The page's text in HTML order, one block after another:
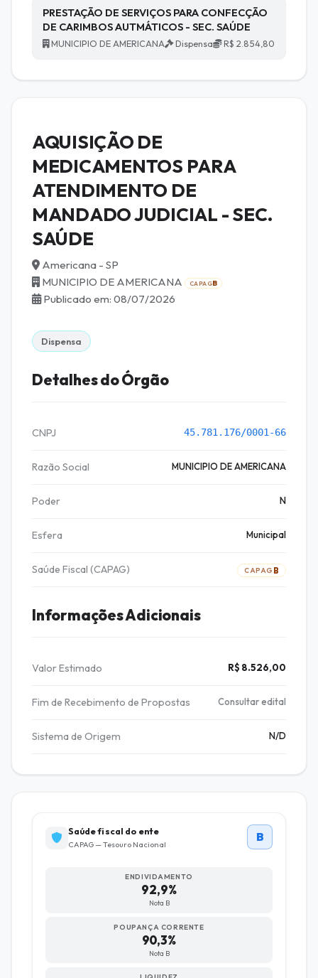
PRESTAÇÃO DE SERVIÇOS PARA CONFECÇÃO
DE CARIMBOS AUTMÁTICOS - SEC. SAÚDE
MUNICIPIO DE AMERICANA Dispensa R$ 2.854,80
AQUISIÇÃO DE
MEDICAMENTOS PARA
ATENDIMENTO DE
MANDADO JUDICIAL - SEC.
SAÚDE
Americana - SP
MUNICIPIO DE AMERICANA
CAPAGB
Publicado em: 08/07/2026
Dispensa
Detalhes do Órgão
CNPJ 45.781.176/0001-66
Razão Social MUNICIPIO DE AMERICANA
Poder N
Esfera Municipal
Saúde Fiscal (CAPAG) CAPAG B
Informações Adicionais
Valor Estimado R$ 8.526,00
Fim de Recebimento de Propostas Consultar edital
Sistema de Origem N/D
Saúde fiscal do ente
CAPAG — Tesouro Nacional
B
ENDIVIDAMENTO
92,9%
Nota B
POUPANÇA CORRENTE
90,3%
Nota B